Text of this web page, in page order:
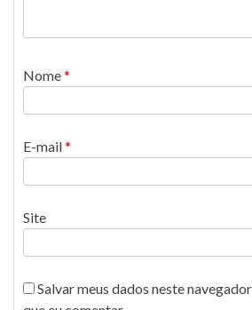
Nome*
E-mail*
Site
Salvar meus dados neste